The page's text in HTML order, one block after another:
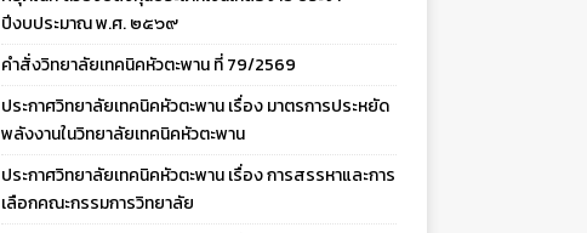
ปีงบประมาณ พ.ศ. ๒๕๖๙
คำสั่งวิทยาลัยเทคนิคหัวตะพาน ที่ 79/2569
ประกาศวิทยาลัยเทคนิคหัวตะพาน เรื่อง มาตรการประหยัด
พลังงานในวิทยาลัยเทคนิคหัวตะพาน
ประกาศวิทยาลัยเทคนิคหัวตะพาน เรื่อง การสรรหาและการ
เลือกคณะกรรมการวิทยาลัย